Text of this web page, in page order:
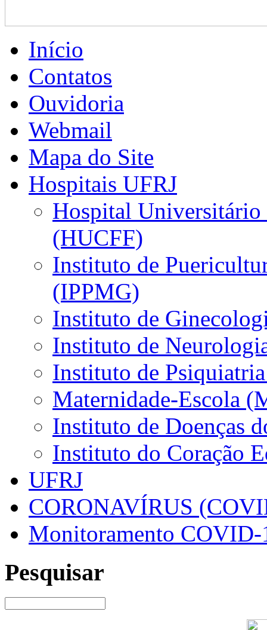
Início
Contatos
Ouvidoria
Webmail
Mapa do Site
Hospitais UFRJ
Hospital
(HUCFF)
Instituto de
(IPPMG)
Instituto de
Instituto de
Instituto de
Maternidade-Escola
Instituto de Doenças
Instituto do Coração
UFRJ
CORONAVÍRUS
Monitoramento COVID-
Pesquisar